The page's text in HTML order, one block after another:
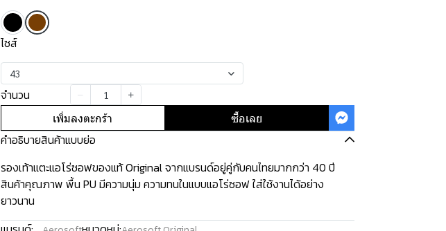
ไซส์
43
จำนวน
เพิ่มลงตะกร้า ซื้อเลย
คำอธิบายสินค้าแบบย่อ
รองเท้าแตะแอโร่ซอฟของแท้ Original จากแบรนด์อยู่คู่กับคนไทยมากกว่า 40 ปี
สินค้าคุณภาพ พื้น PU มีความนุ่ม ความทนในแบบแอโร่ซอฟ ใส่ใช้งานได้อย่าง
ยาวนาน